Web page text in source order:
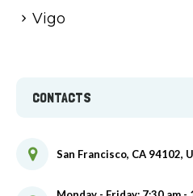
Vigo
CONTACTS
San Francisco, CA 94102,